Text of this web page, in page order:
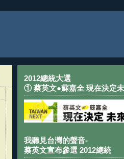
2012總統大選
① 蔡英文●蘇嘉全 現在決定
我聽見台灣的聲音-
蔡英文宣布參選 2012總統